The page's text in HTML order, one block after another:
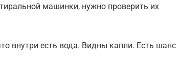
машинки, нужно проверить их
внутри есть вода. Видны капли. Есть шанс